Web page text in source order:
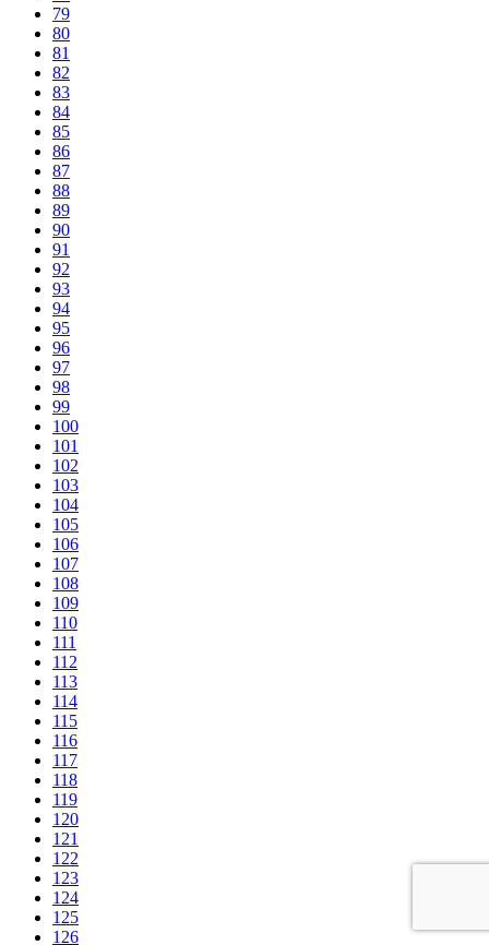
79
80
81
82
83
84
85
86
87
88
89
90
91
92
93
94
95
96
97
98
99
100
101
102
103
104
105
106
107
108
109
110
111
112
113
114
115
116
117
118
119
120
121
122
123
124
125
126